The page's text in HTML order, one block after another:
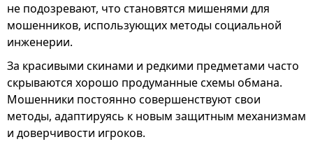
не подозревают, что становятся мишенями для
мошенников, использующих методы социальной
инженерии.
За красивыми скинами и редкими предметами часто
скрываются хорошо продуманные схемы обмана.
Мошенники постоянно совершенствуют свои
методы, адаптируясь к новым защитным механизмам
и доверчивости игроков.